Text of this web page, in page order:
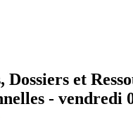
Dossiers et
- vendredi